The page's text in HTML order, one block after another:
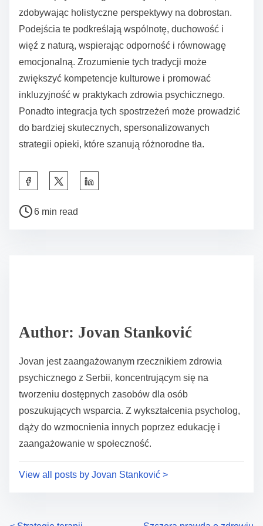
zdobywając holistyczne perspektywy na dobrostan.
Podejścia te podkreślają wspólnotę, duchowość i
więź z naturą, wspierając odporność i równowagę
emocjonalną. Zrozumienie tych tradycji może
zwiększyć kompetencje kulturowe i promować
inkluzyjność w praktykach zdrowia psychicznego.
Ponadto integracja tych spostrzeżeń może prowadzić
do bardziej skutecznych, spersonalizowanych
strategii opieki, które szanują różnorodne tła.
a
p
s
t
o
n
:
P
t
e
6 min read
Author: Jovan Stanković
Jovan jest zaangażowanym rzecznikiem zdrowia
psychicznego z Serbii, koncentrującym się na
tworzeniu dostępnych zasobów dla osób
poszukujących wsparcia. Z wykształcenia psycholog,
dąży do wzmocnienia innych poprzez edukację i
zaangażowanie w społeczność.
View all posts by Jovan Stanković >